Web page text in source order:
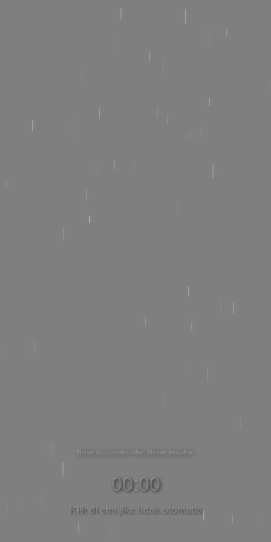
Memproses pembersihan Mohon bersabar
00:00
Klik di sini jika tidak otomatis